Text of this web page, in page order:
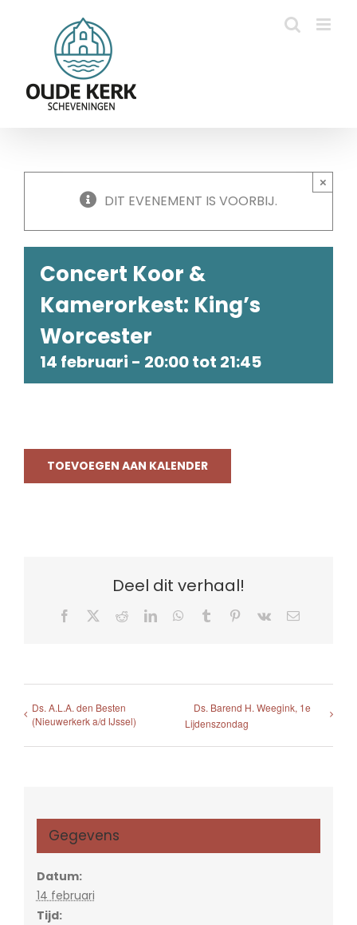
DIT EVENEMENT IS VOORBIJ.
×
Concert Koor &
Kamerorkest: King’s
Worcester
14 februari - 20:00tot 21:45
TOEVOEGEN AAN KALENDER
Deel dit verhaal!
Facebook RedditLinkedInWhatsApp
Tumblr Pinterest
Vk
E-
Ds. A.L.A. den Besten
(Nieuwerkerk a/d IJssel)
Ds. Barend H. Weegink, 1e
Lijdenszondag
Gegevens
Datum:
14 februari
Tijd: